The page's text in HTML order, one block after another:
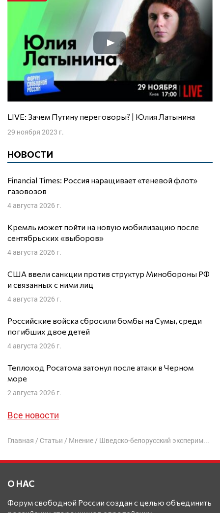
LIVE: Зачем Путину переговоры? | Юлия Латынина
29 ноября 2023 г.
НОВОСТИ
Financial Times: Россия наращивает «теневой флот»
газовозов
4 августа 2026 г.
Кремль может пойти на новую мобилизацию после
сентябрьских «выборов»
4 августа 2026 г.
США ввели санкции против структур Минобороны РФ
и связанных с ними лиц
4 августа 2026 г.
Российские войска сбросили бомбы на Сумы, среди
погибших двое детей
4 августа 2026 г.
Теплоход Росатома затонул после атаки в Черном
море
2 августа 2026 г.
Все новости
Главная / Статьи / Мнение / Шведско-белорусский эксперимент
О НАС
Форум свободной России создан с целью объединить